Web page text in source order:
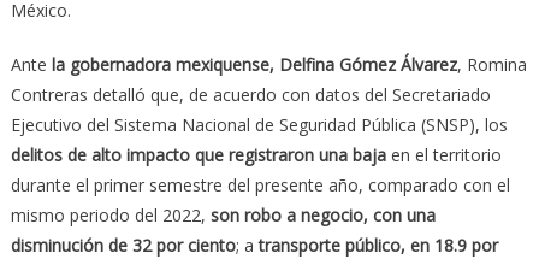
México.
Ante la gobernadora mexiquense, Delfina Gómez Álvarez, Romina
Contreras detalló que, de acuerdo con datos del Secretariado
Ejecutivo del Sistema Nacional de Seguridad Pública (SNSP), los
delitos de alto impacto que registraron una bajaen el territorio
durante el primer semestre del presente año, comparado con el
mismo periodo del 2022, son robo a negocio, con una
disminución de 32 por ciento; atransporte público, en 18.9 por